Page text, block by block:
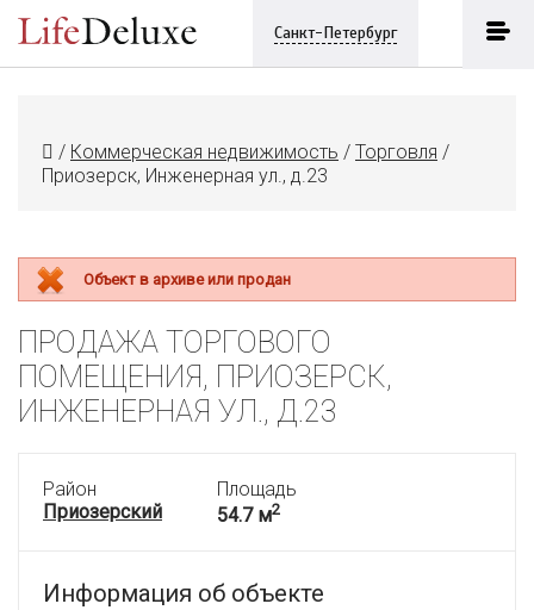
Санкт-Петербург
/ Коммерческая недвижимость / Торговля /
Приозерск, Инженерная ул., д.23
Объект в архиве или продан
ПРОДАЖА ТОРГОВОГО
ПОМЕЩЕНИЯ, ПРИОЗЕРСК,
ИНЖЕНЕРНАЯ УЛ., Д.23
Район
Приозерский
Площадь
54.7 м2
Информация об объекте